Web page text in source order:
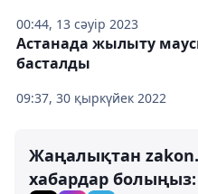
00:44, 13 сәуір 2023
09:37, 30 қыркүйек 2022
Астанада жылыту
басталды
Жаңалықтан
хабардар болыңыз: